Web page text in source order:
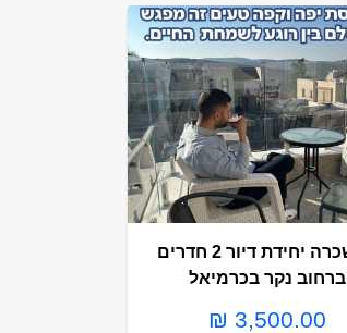
להשכרה יחידת דיור 2 חדרים
ברחוב נקר בכרמיאל
3,500.00 ₪